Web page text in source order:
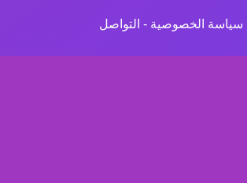
سياسة الخصوصية - التواصل